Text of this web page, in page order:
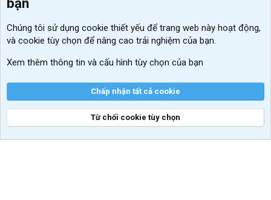
Đăng nhập
Kích hoạt Windows/ Office miễn phí
VIP add-ons Xenforo
Khuyến mãi và tài trợ
Chúng tôi sử dụng cookie thiết yếu để trang web này hoạt động,
và cookie tùy chọn để nâng cao trải nghiệm của bạn.
Xem thêm thông tin và cấu hình tùy chọn của bạn
Chấp nhận tất cả cookie
Từ chối cookie tùy chọn